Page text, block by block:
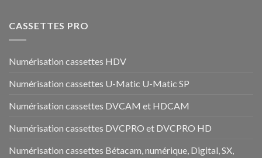
CASSETTES PRO
Numérisation cassettes HDV
Numérisation cassettes U-Matic U-Matic SP
Numérisation cassettes DVCAM et HDCAM
Numérisation cassettes DVCPRO et DVCPRO HD
Numérisation cassettes Bétacam, numérique, Digital, SX,